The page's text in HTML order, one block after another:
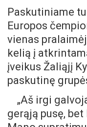
Paskutiniame
Europos
vienas
kelią į
įveikus Žaliąjį
paskutinę
„Aš irgi
gerąją pusę,